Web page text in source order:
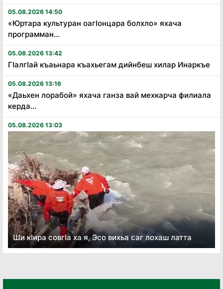
05.08.2026 14:50
«Юртара культуран оагӏонцара болхло» яхача
программан...
05.08.2026 13:42
Гӏалгӏай къаьнара къахьегам дийнбеш хилар Инаркъе
05.08.2026 13:16
«Даьхен лорабой» яхача ганза вай мехкарча филиала
керда...
05.08.2026 13:03
Ши кӏира совгӏа ха я, Эсо вихьа саг лохаш латта